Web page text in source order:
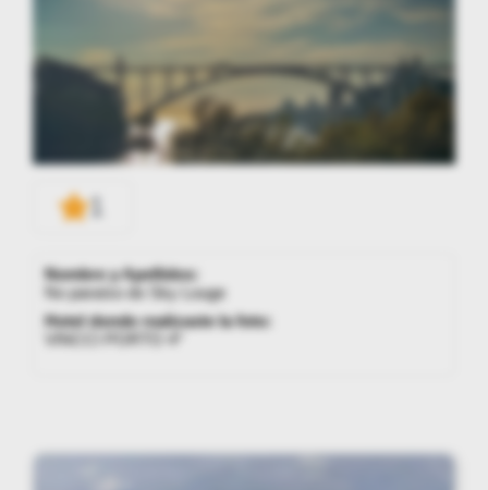
1
Nombre y Apellidos:
No paraíso do Sky Louge
Hotel donde realizaste la foto: